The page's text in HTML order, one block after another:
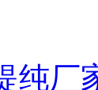
纯厂